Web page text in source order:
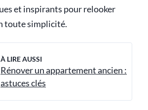
et inspirants pour relooker
toute simplicité.
À LIRE AUSSI
Rénover un appartement ancien :
astuces clés